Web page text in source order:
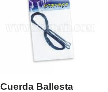
Cuerda Ballesta